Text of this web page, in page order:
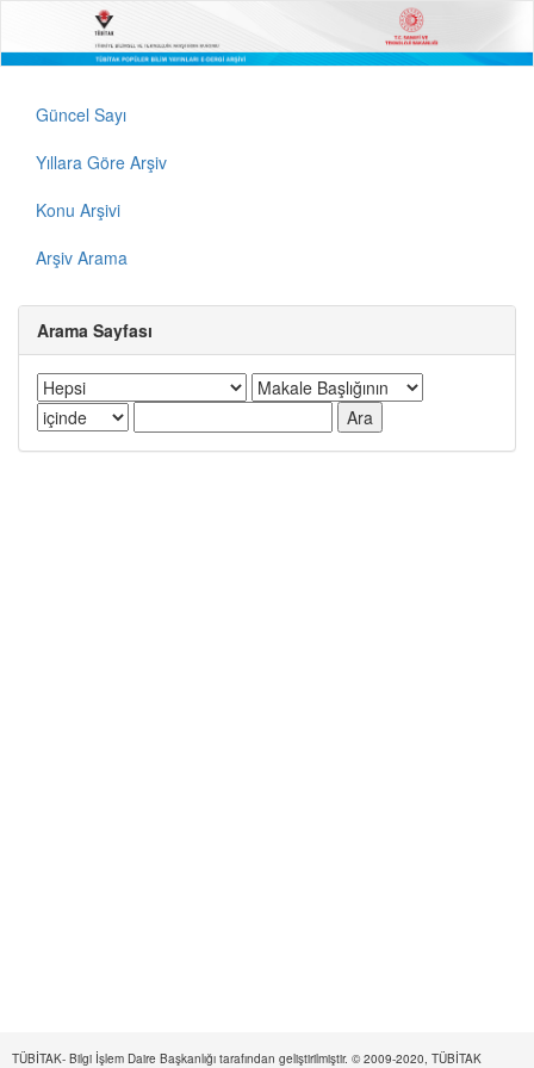
Güncel Sayı
Yıllara Göre Arşiv
Konu Arşivi
Arşiv Arama
Arama Sayfası
TÜBİTAK- Bilgi İşlem Daire Başkanlığı tarafından geliştirilmiştir. © 2009-2020, TÜBİTAK